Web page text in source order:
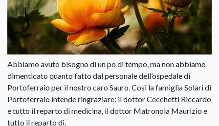
Abbiamo avuto bisogno di un po di tempo, ma non abbiamo
dimenticato quanto fatto dal personale dell’ospedale di
Portoferraio per il nostro caro Sauro. Così la famiglia Solari di
Portoferraio intende ringraziare: il dottor Cecchetti Riccardo
e tutto il reparto di medicina, il dottor Matronola Maurizio e
tutto il reparto di.